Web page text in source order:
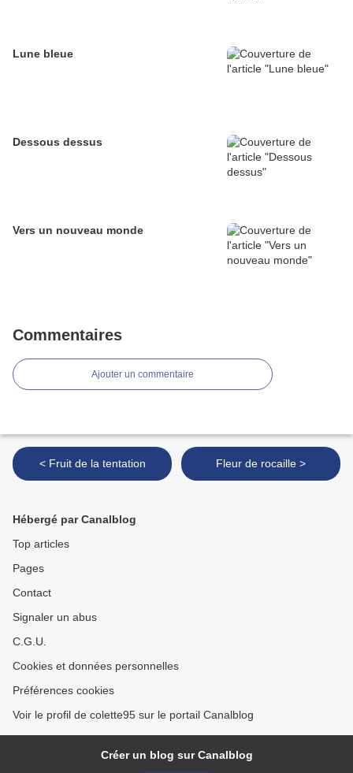
Lune bleue
Dessous dessus
Vers un nouveau monde
Commentaires
Ajouter un commentaire
< Fruit de la tentation Fleur de rocaille >
Hébergé par Canalblog
Top articles
Pages
Contact
Signaler un abus
C.G.U.
Cookies et données personnelles
Préférences cookies
Voir le profil de colette95 sur le portail Canalblog
Créer un blog sur Canalblog